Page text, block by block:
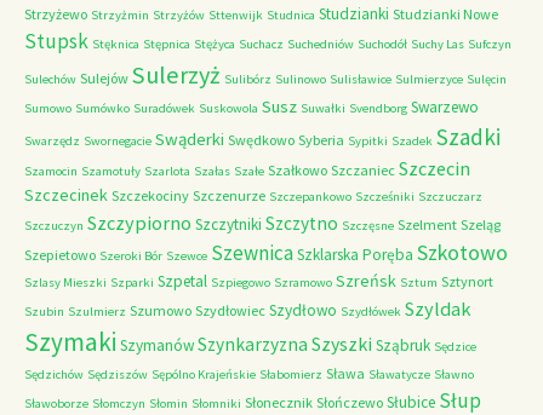
Strzyżewo Strzyżmin Strzyżów Sttenwijk Studnica Studzianki Studzianki Nowe
Stupsk Stęknica Stępnica Stężyca Suchacz Suchedniów Suchodół Suchy Las Sufczyn
Sulechów Sulejów Sulerzyż Sulibórz Sulinowo Sulisławice Sulmierzyce Sulęcin
Sumowo Sumówko Suradówek Suskowola Susz Suwałki Svendborg Swarzewo
Swarzędz Swornegacie Swąderki Swędkowo Syberia Sypitki Szadek Szadki
Szamocin Szamotuły Szarlota Szałas Szałe Szałkowo Szczaniec Szczecin
Szczecinek Szczekociny Szczenurze Szczepankowo Szcześniki Szczuczarz
Szczuczyn Szczypiorno Szczytniki Szczytno Szczęsne Szelment Szeląg
Szepietowo Szeroki Bór Szewce SzewnicaSzklarska Poręba Szkotowo
Szlasy Mieszki Szparki Szpetal Szpiegowo Szramowo Szreńsk Sztum Sztynort
Szubin Szulmierz Szumowo Szydłowiec Szydłowo Szydłówek Szyldak
Szymaki SzymanówSzynkarzyzna Szyszki Sząbruk Sędzice
Sędzichów Sędziszów Sępólno Krajeńskie Słabomierz Sława Sławatycze Sławno
Sławoborze Słomczyn Słomin Słomniki Słonecznik Słończewo Słubice Słup